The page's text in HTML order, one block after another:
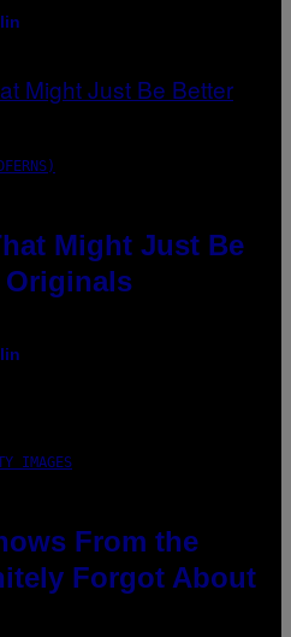
Might Just Be
Originals
IMAGES
From the
Forgot About